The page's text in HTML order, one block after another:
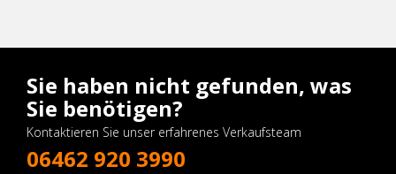
Sie haben nicht gefunden, was
Sie benötigen?
Kontaktieren Sie unser erfahrenes Verkaufsteam
06462 920 3990